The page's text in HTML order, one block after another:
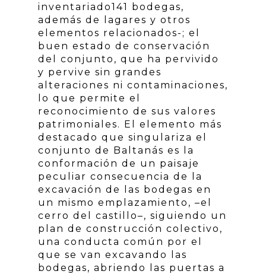
inventariado141 bodegas,
además de lagares y otros
elementos relacionados-; el
buen estado de conservación
del conjunto, que ha pervivido
y pervive sin grandes
alteraciones ni contaminaciones,
lo que permite el
reconocimiento de sus valores
patrimoniales. El elemento más
destacado que singulariza el
conjunto de Baltanás es la
conformación de un paisaje
peculiar consecuencia de la
excavación de las bodegas en
un mismo emplazamiento, –el
cerro del castillo–, siguiendo un
plan de construcción colectivo,
una conducta común por el
que se van excavando las
bodegas, abriendo las puertas a